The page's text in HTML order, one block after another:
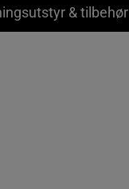
& tilbehør